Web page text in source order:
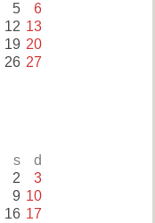
5 6
12 13
19 20
26 27
s d
2 3
9 10
16 17